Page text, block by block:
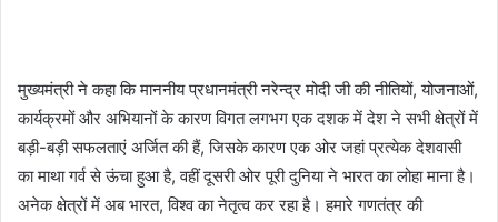
मुख्यमंत्री ने कहा कि माननीय प्रधानमंत्री नरेन्द्र मोदी जी की नीतियों, योजनाओं,
कार्यक्रमों और अभियानों के कारण विगत लगभग एक दशक में देश ने सभी क्षेत्रों में
बड़ी-बड़ी सफलताएं अर्जित की हैं, जिसके कारण एक ओर जहां प्रत्येक देशवासी
का माथा गर्व से ऊंचा हुआ है, वहीं दूसरी ओर पूरी दुनिया ने भारत का लोहा माना है।
अनेक क्षेत्रों में अब भारत, विश्व का नेतृत्व कर रहा है। हमारे गणतंत्र की